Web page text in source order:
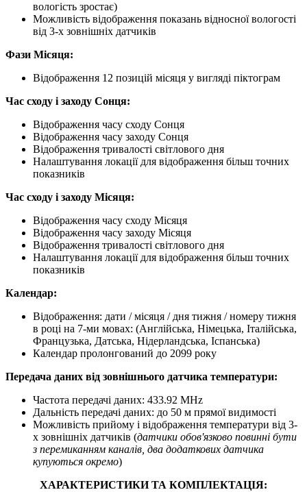
вологість зростає)
Можливість відображення показань відносної вологості
від 3-х зовнішніх датчиків
Фази Місяця:
Відображення 12 позицій місяця у вигляді піктограм
Час сходу і заходу Сонця:
Відображення часу сходу Сонця
Відображення часу заходу Сонця
Відображення тривалості світлового дня
Налаштування локації для відображення більш точних
показників
Час сходу і заходу Місяця:
Відображення часу сходу Місяця
Відображення часу заходу Місяця
Відображення тривалості світлового дня
Налаштування локації для відображення більш точних
показників
Календар:
Відображення: дати / місяця / дня тижня / номеру тижня
в році на 7-ми мовах: (Англійська, Німецька, Італійська,
Французька, Датська, Нідерландська, Іспанська)
Календар пролонгований до 2099 року
Передача даних від зовнішнього датчика температури:
Частота передачі даних: 433.92 MHz
Дальність передачі даних: до 50 м прямої видимості
Можливість прийому і відображення температури від 3-
х зовнішніх датчиків (датчики обов'язково повинні бути
з перемиканням каналів, два додаткових датчика
купуються окремо)
ХАРАКТЕРИСТИКИ ТА КОМПЛЕКТАЦІЯ: